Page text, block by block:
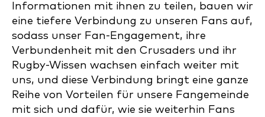
Informationen mit ihnen zu teilen, bauen wir
eine tiefere Verbindung zu unseren Fans auf,
sodass unser Fan-Engagement, ihre
Verbundenheit mit den Crusaders und ihr
Rugby-Wissen wachsen einfach weiter mit
uns, und diese Verbindung bringt eine ganze
Reihe von Vorteilen für unsere Fangemeinde
mit sich und dafür, wie sie weiterhin Fans